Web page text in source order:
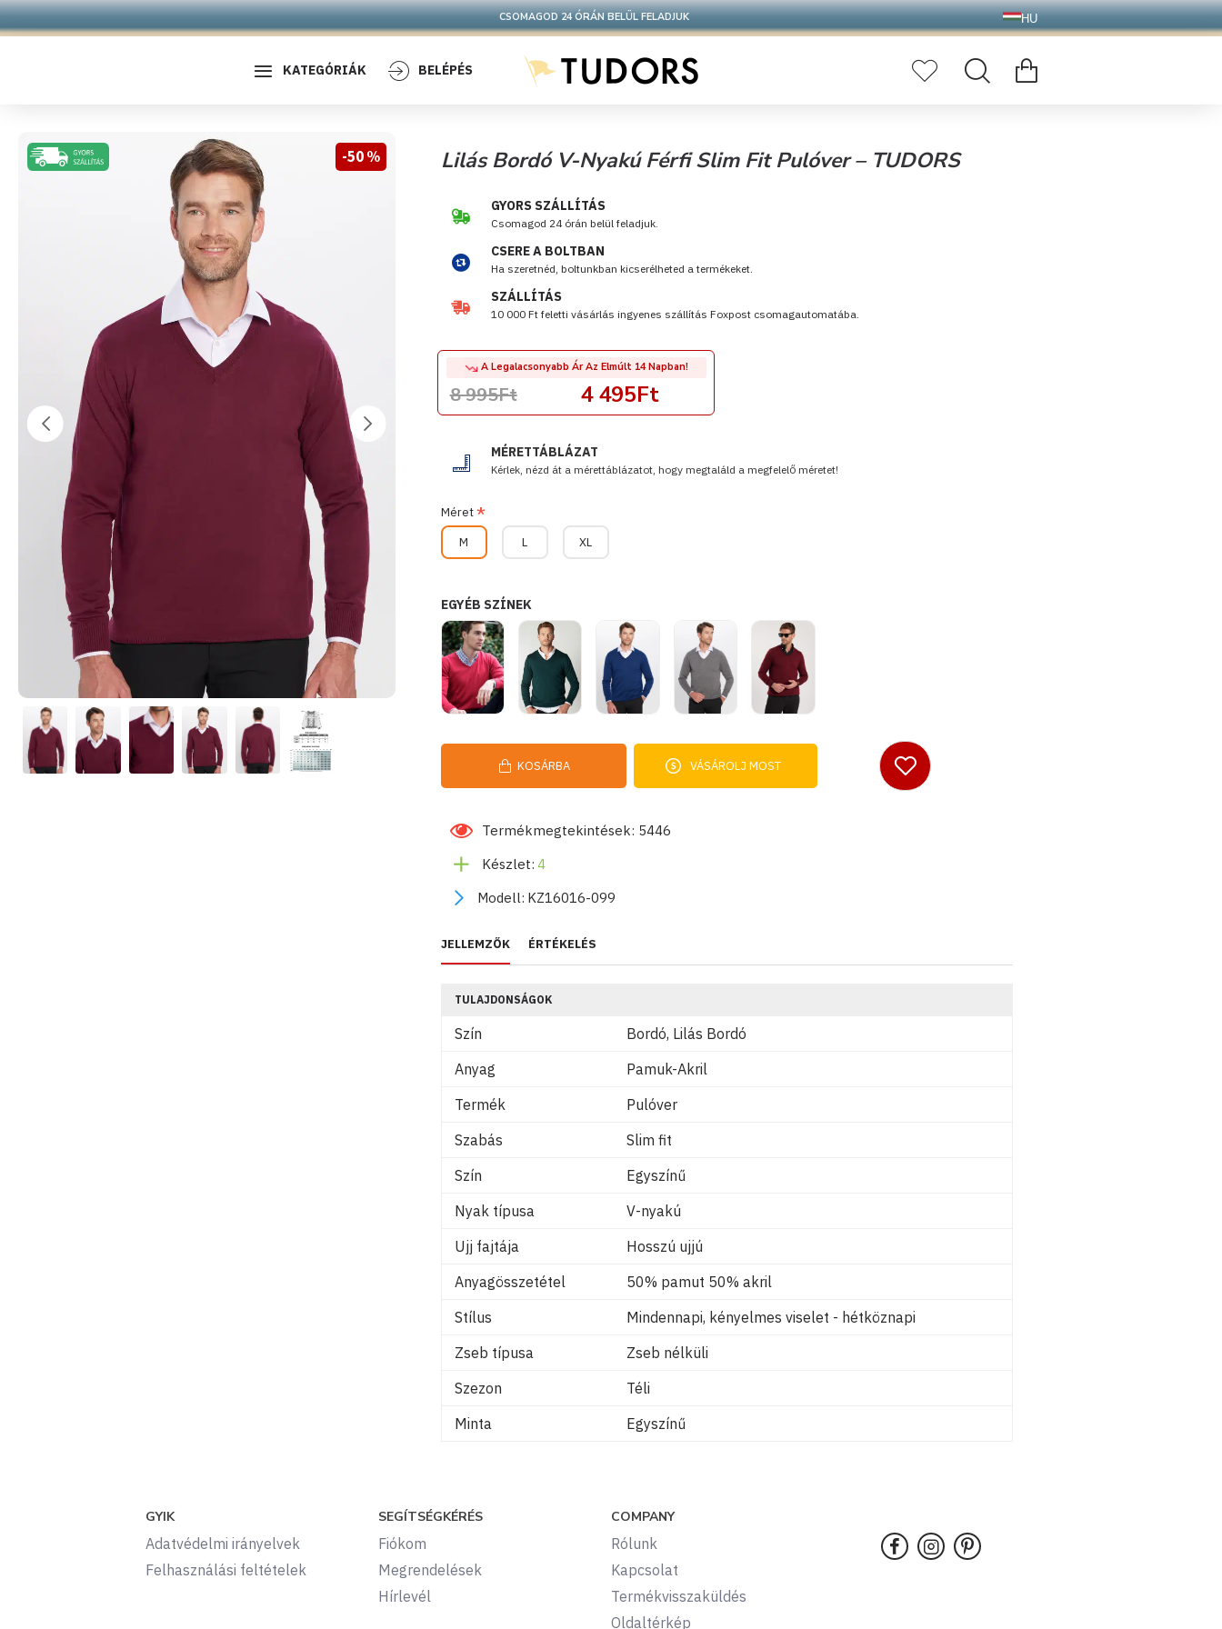
10.000 Ft FELETT INGYENES SZÁLLÍTÁS
FOXPOST CSOMAGAUTOMATÁBA !
KATEGÓRIÁK BELÉPÉS
HU
-50 % Lilás Bordó V-Nyakú Férfi Slim Fit Pulóver – TUDORS
MÉRETTÁBLÁZAT
Kérlek, nézd át a mérettáblázatot, hogy megtaláld a megfelelő méretet!
Készlet: 4
Modell: KZ16016-099
Termékmegtekintések: 5446
4 495Ft
A Legalacsonyabb Ár Az Elmúlt 14 Napban!
8 995Ft
Méret
M
L XL
KOSÁRBA VÁSÁROLJ MOST
EGYÉB SZÍNEK
GYORS SZÁLLÍTÁS
Csomagod 24 órán belül feladjuk.
CSERE A BOLTBAN
Ha szeretnéd, boltunkban kicserélheted a termékeket.
SZÁLLÍTÁS
10 000 Ft feletti vásárlás ingyenes szállítás Foxpost csomagautomatába.
JELLEMZŐK ÉRTÉKELÉS
TULAJDONSÁGOK
Szín
Bordó, Lilás Bordó
Anyag
Pamuk-Akril
Termék
Pulóver
Szabás
Slim fit
Szín
Egyszínű
Nyak típusa
V-nyakú
Ujj fajtája
Hosszú ujjú
Anyagösszetétel
50% pamut 50% akril
Stílus
Mindennapi, kényelmes viselet - hétköznapi
Zseb típusa
Zseb nélküli
Szezon
Téli
Minta
Egyszínű
GYIK
Adatvédelmi irányelvek
Felhasználási feltételek
SEGÍTSÉGKÉRÉS
Fiókom
Megrendelések
Hírlevél
COMPANY
Rólunk
Kapcsolat
Termékvisszaküldés
Oldaltérkép